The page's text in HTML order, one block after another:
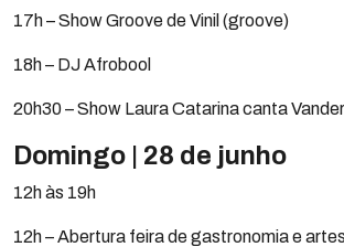
17h – Show Groove de Vinil (groove)
18h – DJ Afrobool
20h30 – Show Laura Catarina canta
Domingo | 28 de junho
12h às 19h
12h – Abertura feira de gastronomia e